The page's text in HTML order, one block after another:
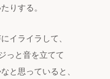
りする。
イライラして、
っと音を立てて
と思っていると、